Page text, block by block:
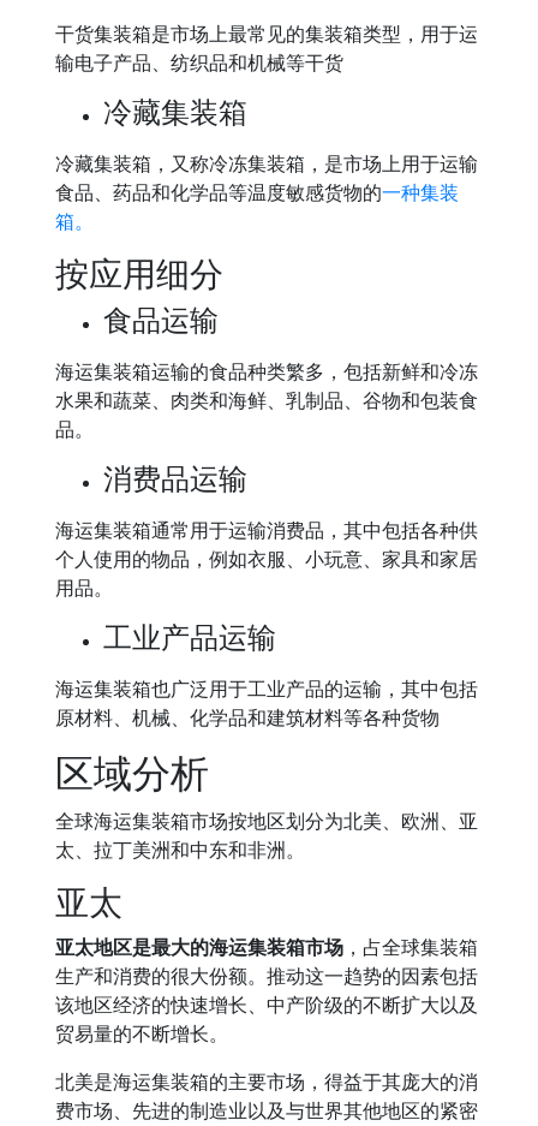
干货集装箱是市场上最常见的集装箱类型，用于运
输电子产品、纺织品和机械等干货
冷藏集装箱
冷藏集装箱，又称冷冻集装箱，是市场上用于运输
食品、药品和化学品等温度敏感货物的一种集装
箱。
按应用细分
食品运输
海运集装箱运输的食品种类繁多，包括新鲜和冷冻
水果和蔬菜、肉类和海鲜、乳制品、谷物和包装食
品。
消费品运输
海运集装箱通常用于运输消费品，其中包括各种供
个人使用的物品，例如衣服、小玩意、家具和家居
用品。
工业产品运输
海运集装箱也广泛用于工业产品的运输，其中包括
原材料、机械、化学品和建筑材料等各种货物
区域分析
全球海运集装箱市场按地区划分为北美、欧洲、亚
太、拉丁美洲和中东和非洲。
亚太
亚太地区是最大的海运集装箱市场 ，占全球集装箱
生产和消费的很大份额。推动这一趋势的因素包括
该地区经济的快速增长、中产阶级的不断扩大以及
贸易量的不断增长。
北美是海运集装箱的主要市场，得益于其庞大的消
费市场、先进的制造业以及与世界其他地区的紧密